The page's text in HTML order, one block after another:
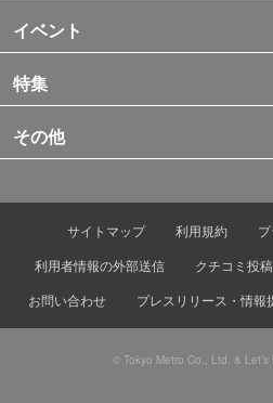
イベント
特集
その他
サイトマップ 利用規約
利用者情報の外部送信
クチコミ投
お問い合わせ
プレスリリース・情報
© Tokyo Metro Co., Ltd. &